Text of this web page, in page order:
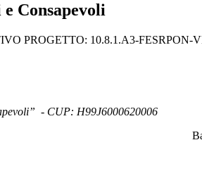
Consapevoli
PROGETTO: 10.8.1.A3-FESRPON-
- CUP: H99J6000620006
25